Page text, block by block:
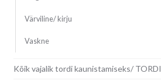
Värviline/ kirju
Vaskne
Kõik vajalik tordi kaunistamiseks/